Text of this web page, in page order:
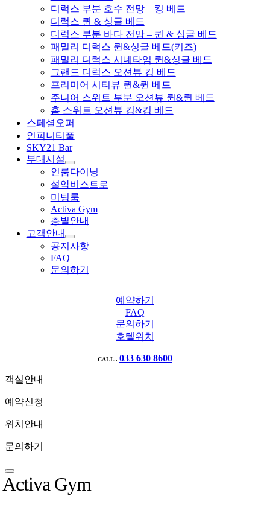
디럭스 부분 호수 전망 – 킹 베드
디럭스 퀸 & 싱글 베드
디럭스 부분 바다 전망 – 퀸 & 싱글 베드
패밀리 디럭스 퀸&싱글 베드(키즈)
패밀리 디럭스 시네타임 퀸&싱글 베드
그랜드 디럭스 오션뷰 킹 베드
프리미어 시티뷰 퀸&퀸 베드
주니어 스위트 부분 오션뷰 퀸&퀸 베드
홈 스위트 오션뷰 킹&킹 베드
스페셜오퍼
인피니티풀
SKY21 Bar
부대시설
인룸다이닝
설악비스트로
미팅룸
Activa Gym
층별안내
고객안내
공지사항
FAQ
문의하기
예약하기
FAQ
문의하기
호텔위치
CALL . 033 630 8600
객실안내
예약신청
위치안내
문의하기
Activa Gym